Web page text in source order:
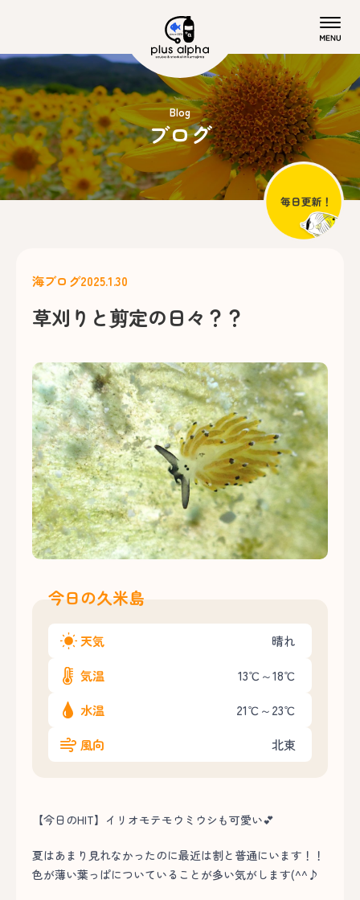
Blog
ブログ
海ブログ2025.1.30
草刈りと剪定の日々？？
今日の久米島
天気 晴れ
気温 13℃～18℃
水温 21℃～23℃
風向 北東
【今日のHIT】イリオモテモウミウシも可愛い💕
夏はあまり見れなかったのに最近は割と普通にいます！！
色が薄い葉っぱについていることが多い気がします(^^♪